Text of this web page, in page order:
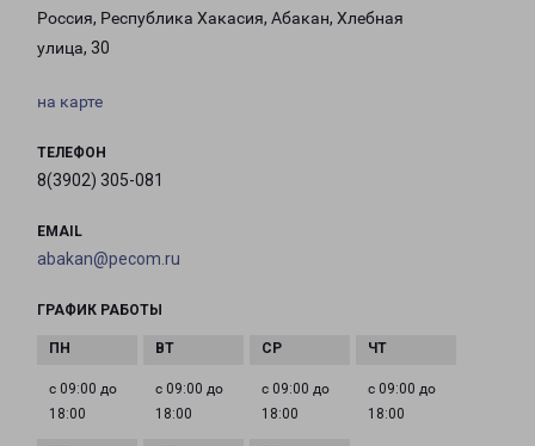
Россия, Республика Хакасия, Абакан, Хлебная
улица, 30
на карте
ТЕЛЕФОН
8(3902) 305-081
EMAIL
abakan@pecom.ru
ГРАФИК РАБОТЫ
с 09:00 до
18:00
с 09:00 до
18:00
с 09:00 до
18:00
с 09:00 до
18:00